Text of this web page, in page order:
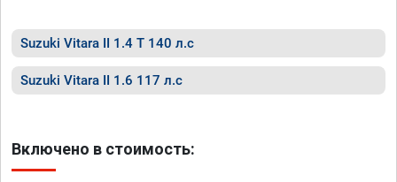
Suzuki Vitara II 1.4 T 140 л.с
Suzuki Vitara II 1.6 117 л.с
Включено в стоимость: